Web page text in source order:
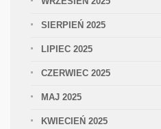
SIERPIEŃ 2025
LIPIEC 2025
CZERWIEC 2025
MAJ 2025
KWIECIEŃ 2025